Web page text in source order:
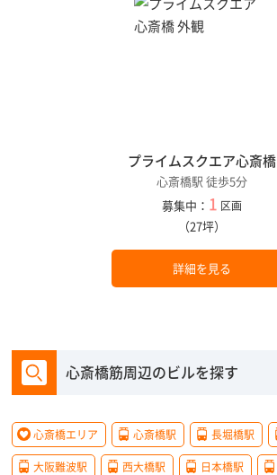
プライムスクエア心斎橋
心斎橋駅 徒歩5分
募集中： 1 区画
（27坪）
詳細を見る
心斎橋筋周辺のビルを探す
心斎橋エリア 心斎橋駅 長堀橋駅
大阪難波駅 西大橋駅 日本橋駅